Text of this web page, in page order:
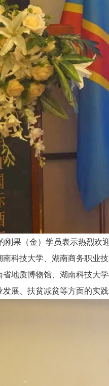
果（金）学员表示热烈欢
科技大学、湖南商务职业
地质博物馆、湖南科技大
展、扶贫减贫等方面的实践